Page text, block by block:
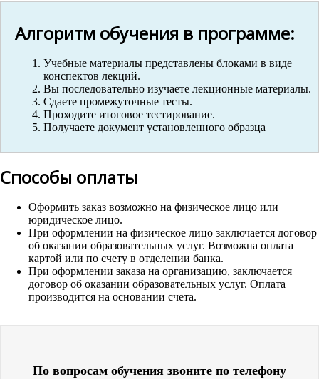
Алгоритм обучения в программе:
Учебные материалы представлены блоками в виде
конспектов лекций.
Вы последовательно изучаете лекционные материалы.
Сдаете промежуточные тесты.
Проходите итоговое тестирование.
Получаете документ установленного образца
Способы оплаты
Оформить заказ возможно на физическое лицо или
юридическое лицо.
При оформлении на физическое лицо заключается договор
об оказании образовательных услуг. Возможна оплата
картой или по счету в отделении банка.
При оформлении заказа на организацию, заключается
договор об оказании образовательных услуг. Оплата
производится на основании счета.
По вопросам обучения звоните по телефону